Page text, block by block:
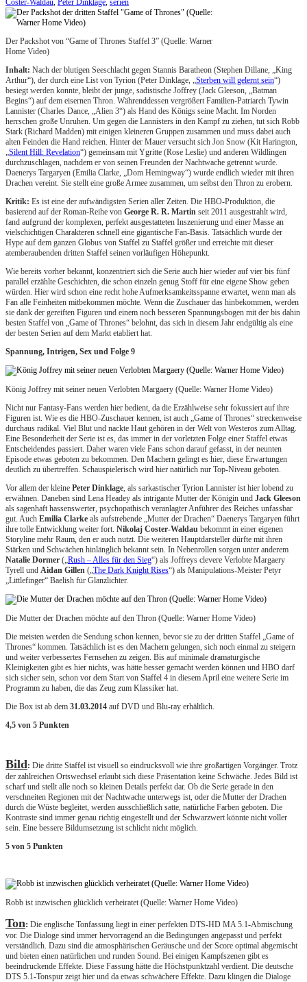
Coster-Waldau, Peter Dinklage, serien
Der Packshot von “Game of Thrones Staffel 3” (Quelle: Warner
Home Video)
Inhalt: Nach der blutigen Seeschlacht gegen Stannis Baratheon (Stephen Dillane, „King
Arthur“), der durch eine List von Tyrion (Peter Dinklage, „Sterben will gelernt sein“)
besiegt werden konnte, bleibt der junge, sadistische Joffrey (Jack Gleeson, „Batman
Begins“) auf dem eisernen Thron. Währenddessen vergrößert Familien-Patriarch Tywin
Lannister (Charles Dance, „Alien 3“) als Hand des Königs seine Macht. Im Norden
herrschen große Unruhen. Um gegen die Lannisters in den Kampf zu ziehen, tut sich Robb
Stark (Richard Madden) mit einigen kleineren Gruppen zusammen und muss dabei auch
alten Feinden die Hand reichen. Hinter der Mauer versucht sich Jon Snow (Kit Harington,
„Silent Hill: Revelation“) gemeinsam mit Ygritte (Rose Leslie) und anderen Wildlingen
durchzuschlagen, nachdem er von seinen Freunden der Nachtwache getrennt wurde.
Daenerys Targaryen (Emilia Clarke, „Dom Hemingway“) wurde endlich wieder mit ihren
Drachen vereint. Sie stellt eine große Armee zusammen, um selbst den Thron zu erobern.
Kritik: Es ist eine der aufwändigsten Serien aller Zeiten. Die HBO-Produktion, die
basierend auf der Roman-Reihe von George R. R. Martin seit 2011 ausgestrahlt wird,
fand aufgrund der komplexen, perfekt ausgestatteten Inszenierung und einer Masse an
vielschichtigen Charakteren schnell eine gigantische Fan-Basis. Tatsächlich wurde der
Hype auf dem ganzen Globus von Staffel zu Staffel größer und erreichte mit dieser
atemberaubenden dritten Staffel seinen vorläufigen Höhepunkt.
Wie bereits vorher bekannt, konzentriert sich die Serie auch hier wieder auf vier bis fünf
parallel erzählte Geschichten, die schon einzeln genug Stoff für eine eigene Show geben
würden. Hier wird schon eine recht hohe Aufmerksamkeitsspanne erwartet, wenn man als
Fan alle Feinheiten mitbekommen möchte. Wenn die Zuschauer das hinbekommen, werden
sie dank der gereiften Figuren und einem noch besseren Spannungsbogen mit der bis dahin
besten Staffel von „Game of Thrones“ belohnt, das sich in diesem Jahr endgültig als eine
der besten Serien auf dem Markt etabliert hat.
Spannung, Intrigen, Sex und Folge 9
König Joffrey mit seiner neuen Verlobten Margaery (Quelle: Warner Home Video)
Nicht nur Fantasy-Fans werden hier bedient, da die Erzählweise sehr fokussiert auf ihre
Figuren ist. Wie es die HBO-Zuschauer kennen, ist auch „Game of Thrones“ streckenweise
durchaus radikal. Viel Blut und nackte Haut gehören in der Welt von Westeros zum Alltag.
Eine Besonderheit der Serie ist es, das immer in der vorletzten Folge einer Staffel etwas
Entscheidendes passiert. Daher waren viele Fans schon darauf gefasst, in der neunten
Episode etwas geboten zu bekommen. Den Machern gelingt es hier, diese Erwartungen
deutlich zu übertreffen. Schauspielerisch wird hier natürlich nur Top-Niveau geboten.
Vor allem der kleine Peter Dinklage, als sarkastischer Tyrion Lannister ist hier lobend zu
erwähnen. Daneben sind Lena Headey als intrigante Mutter der Königin und Jack Gleeson
als sagenhaft hassenswerter, psychopathisch veranlagter Anführer des Reiches unfassbar
gut. Auch Emilia Clarke als aufstrebende „Mutter der Drachen“ Daenerys Targaryen führt
ihre tolle Entwicklung weiter fort. Nikolaj Coster-Waldau bekommt in einer eigenen
Storyline mehr Raum, den er auch nutzt. Die weiteren Hauptdarsteller dürfte mit ihren
Stärken und Schwächen hinlänglich bekannt sein. In Nebenrollen sorgen unter anderem
Natalie Dormer („Rush – Alles für den Sieg“) als Joffreys clevere Verlobte Margaery
Tyrell und Aidan Gillen („The Dark Knight Rises“) als Manipulations-Meister Petyr
„Littlefinger“ Baelish für Glanzlichter.
Die Mutter der Drachen möchte auf den Thron (Quelle: Warner Home Video)
Die meisten werden die Sendung schon kennen, bevor sie zu der dritten Staffel „Game of
Thrones“ kommen. Tatsächlich ist es den Machern gelungen, sich noch einmal zu steigern
und weiter verbessertes Fernsehen zu zeigen. Bis auf minimale dramaturgische
Kleinigkeiten gibt es hier nichts, was hätte besser gemacht werden können und HBO darf
sich sicher sein, schon vor dem Start von Staffel 4 in diesem April eine weitere Serie im
Programm zu haben, die das Zeug zum Klassiker hat.
Die Box ist ab dem 31.03.2014 auf DVD und Blu-ray erhältlich.
4,5 von 5 Punkten
Bild: Die dritte Staffel ist visuell so eindrucksvoll wie ihre großartigen Vorgänger. Trotz
der zahlreichen Ortswechsel erlaubt sich diese Präsentation keine Schwäche. Jedes Bild ist
scharf und stellt alle noch so kleinen Details perfekt dar. Ob die Serie gerade in den
verschneiten Regionen mit der Nachtwache unterwegs ist, oder die Mutter der Drachen
durch die Wüste begleitet, werden ausschließlich satte, natürliche Farben geboten. Die
Kontraste sind immer genau richtig eingestellt und der Schwarzwert könnte nicht voller
sein. Eine bessere Bildumsetzung ist schlicht nicht möglich.
5 von 5 Punkten
Robb ist inzwischen glücklich verheiratet (Quelle: Warner Home Video)
Ton: Die englische Tonfassung liegt in einer perfekten DTS-HD MA 5.1-Abmischung
vor. Die Dialoge sind immer hervorragend an die Bedingungen angepasst und perfekt
verständlich. Dazu sind die atmosphärischen Geräusche und der Score optimal abgemischt
und bieten einen natürlichen und runden Sound. Bei einigen Kampfszenen gibt es
beeindruckende Effekte. Diese Fassung hätte die Höchstpunktzahl verdient. Die deutsche
DTS 5.1-Tonspur zeigt hier und da etwas schwächere Effekte. Dazu klingen die Dialoge